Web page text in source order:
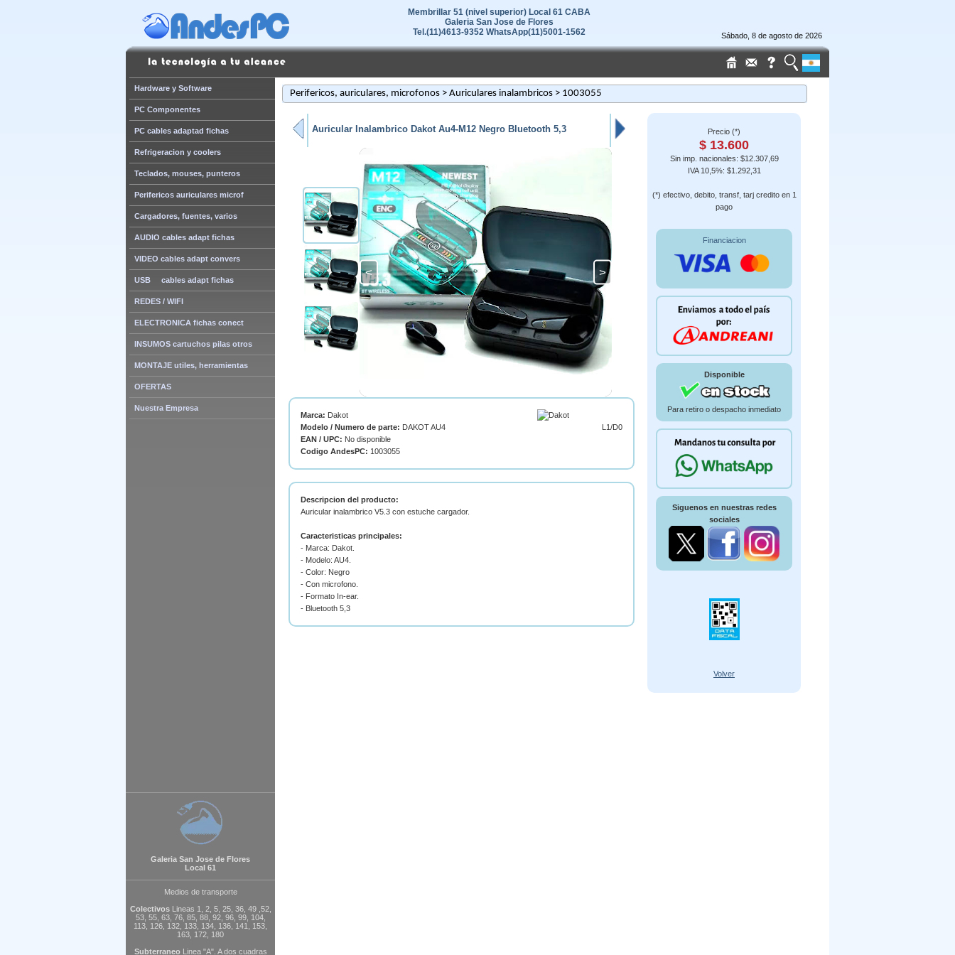
Sábado, 8 de agosto de 2026
Membrillar 51 (nivel superior) Local 61 CABA
Galeria San Jose de Flores
Tel.(11)4613-9352 WhatsApp(11)5001-1562
Hardware y Software
PC Componentes
PC cables adaptad fichas
Refrigeracion y coolers
Teclados, mouses, punteros
Perifericos auriculares microf
Cargadores, fuentes, varios
AUDIO cables adapt fichas
VIDEO cables adapt convers
USB cables adapt fichas
REDES / WIFI
ELECTRONICA fichas conect
INSUMOS cartuchos pilas otros
MONTAJE utiles, herramientas
OFERTAS
Nuestra Empresa
Galeria San Jose de Flores
Local 61
Medios de transporte
ColectivosLineas 1, 2, 5, 25, 36, 49 ,52,
53, 55, 63, 76, 85, 88, 92, 96, 99, 104,
113, 126, 132, 133, 134, 136, 141, 153,
163, 172, 180
Subterraneo Linea "A". A dos cuadras
Perifericos, auriculares, microfonos > Auriculares inalambricos > 1003055
Auricular Inalambrico Dakot Au4-M12 Negro Bluetooth 5,3
< >
L1/D0
Marca: Dakot
Modelo / Numero de parte: DAKOT AU4
EAN / UPC: No disponible
Codigo AndesPC: 1003055
Descripcion del producto:
Auricular inalambrico V5.3 con estuche cargador.
Caracteristicas principales:
- Marca: Dakot.
- Modelo: AU4.
- Color: Negro
- Con microfono.
- Formato In-ear.
- Bluetooth 5,3
Precio (*)
$ 13.600
Sin imp. nacionales: $12.307,69
IVA 10,5%: $1.292,31
(*) efectivo, debito, transf, tarj credito en 1
pago
Financiacion
Disponible
Para retiro o despacho inmediato
Siguenos en nuestras redes
sociales
Volver